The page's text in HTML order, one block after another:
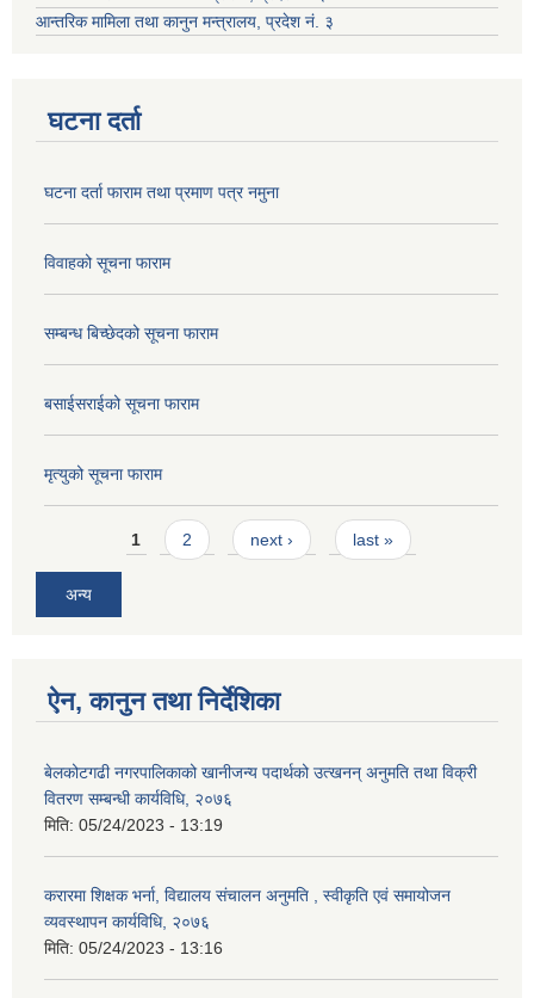
आन्तरिक मामिला तथा कानुन मन्त्रालय, प्रदेश नं. ३
घटना दर्ता
घटना दर्ता फाराम तथा प्रमाण पत्र नमुना
विवाहको सूचना फाराम
सम्बन्ध बिच्छेदको सूचना फाराम
बसाईसराईको सूचना फाराम
मृत्युको सूचना फाराम
Pages1 2 next › last »
अन्य
ऐन, कानुन तथा निर्देशिका
बेलकोटगढी नगरपालिकाको खानीजन्य पदार्थको उत्खनन् अनुमति तथा विक्री
वितरण सम्बन्धी कार्यविधि, २०७६
मिति: 05/24/2023 - 13:19
करारमा शिक्षक भर्ना, विद्यालय संचालन अनुमति , स्वीकृति एवं समायोजन
व्यवस्थापन कार्यविधि, २०७६
मिति: 05/24/2023 - 13:16